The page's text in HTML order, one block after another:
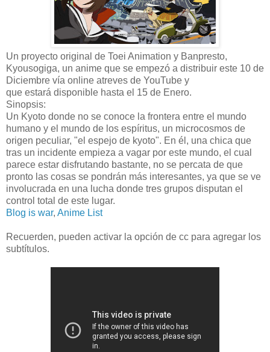
Un proyecto original de Toei Animation y Banpresto,
Kyousogiga, un anime que se empezó a distribuir este 10 de
Diciembre vía online atreves de YouTube y
que estará disponible hasta el 15 de Enero.
Sinopsis:
Un Kyoto donde no se conoce la frontera entre el mundo
humano y el mundo de los espíritus, un microcosmos de
origen peculiar, "el espejo de kyoto". En él, una chica que
tras un incidente empieza a vagar por este mundo, el cual
parece estar disfrutando bastante, no se percata de que
pronto las cosas se pondrán más interesantes, ya que se ve
involucrada en una lucha donde tres grupos disputan el
control total de este lugar.
Blog is war, Anime List
Recuerden, pueden activar la opción de cc para agregar los
subtítulos.